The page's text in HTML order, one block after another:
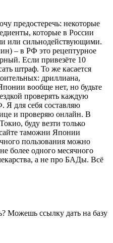
предостеречь: некоторые
которые в России
или сильнодействующими.
– в РФ это рецептурное
Если привезёте 10
штраф. То же касается
дриллиана,
вообще нет, но будьте
проверять каждую
Я для себя составляю
и проверяю онлайн. В
буду везти только
таможни Японии
пользования можно
более одного месячного
а не про БАДы. Всё
Можешь ссылку дать на базу